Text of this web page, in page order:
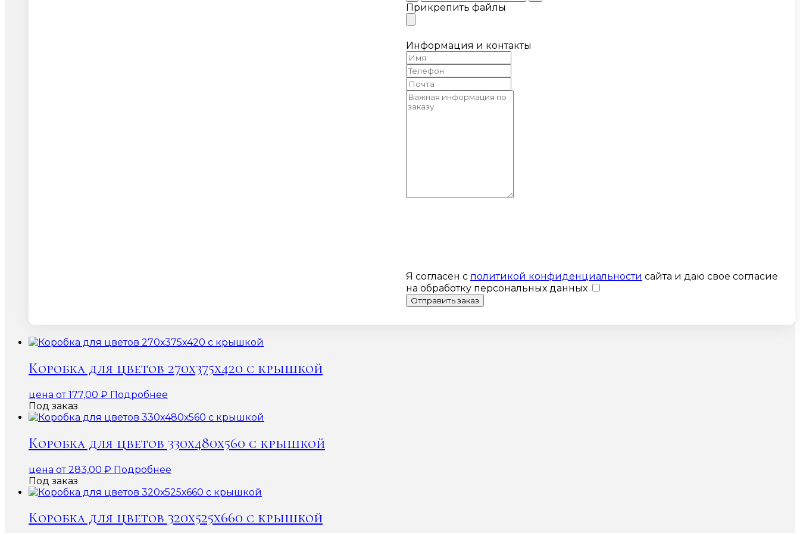
Прикрепить файлы
Информация и контакты
Я согласен с политикой конфиденциальности сайта и даю свое согласие
на обработку персональных данных
Отправить заказ
Коробка для цветов 270х375х420 с крышкой
цена от177,00 ₽ Подробнее
Под заказ
Коробка для цветов 330х480х560 с крышкой
цена от283,00 ₽ Подробнее
Под заказ
Коробка для цветов 320х525х660 с крышкой